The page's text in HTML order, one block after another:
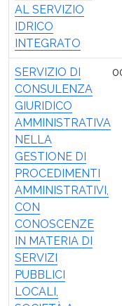
AL SERVIZIO
IDRICO
INTEGRATO
SERVIZIO DI
CONSULENZA
GIURIDICO
AMMINISTRATIVA
NELLA
GESTIONE DI
PROCEDIMENTI
AMMINISTRATIVI,
CON
CONOSCENZE
IN MATERIA DI
SERVIZI
PUBBLICI
LOCALI,